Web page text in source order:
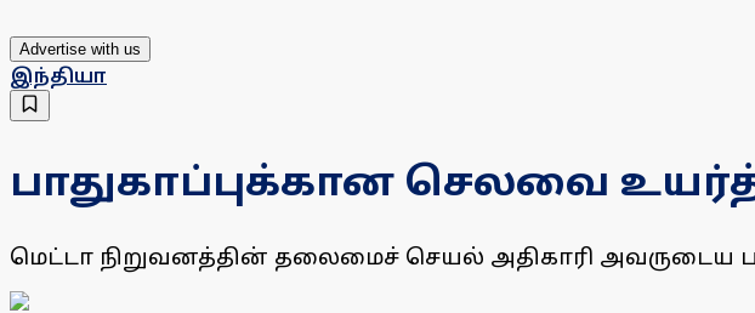
Advertise with us
இந்தியா
பாதுகாப்புக்கான செலவை
மெட்டா நிறுவனத்தின் தலைமைச் செயல் அதிகாரி அவருடைய